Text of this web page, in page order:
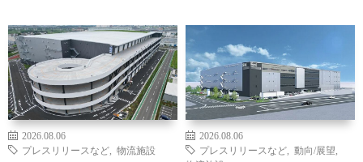
2026.08.06
プレスリリースなど
物流施設
2026.08.06
プレスリリースなど
動向/展望